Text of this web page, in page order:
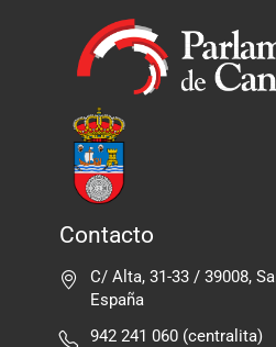
Contacto
C/ Alta, 31-33 / 39008,
España
942 241 060 (centralita)